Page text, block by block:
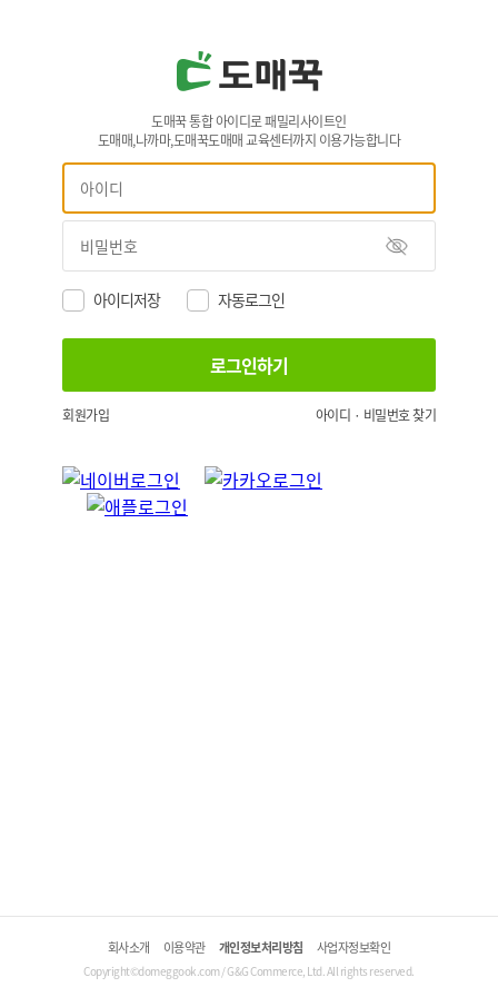
도매꾹 통합 아이디로 패밀리사이트인
도매매,나까마,도매꾹도매매 교육센터까지 이용가능합니다
아이디저장 자동로그인
회원가입 아이디 · 비밀번호 찾기
회사소개 이용약관 개인정보처리방침 사업자정보확인
Copyright©domeggook.com / G&G Commerce, Ltd. All rights reserved.